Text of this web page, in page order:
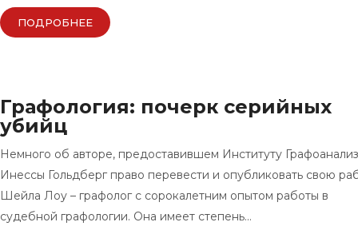
ПОДРОБНЕЕ
Графология: почерк серийных
убийц
Немного об авторе, предоставившем Институту
Инессы Гольдберг право перевести и опубликовать свою
Шейла Лоу – графолог с сорокалетним опытом работы в
судебной графологии. Она имеет степень…